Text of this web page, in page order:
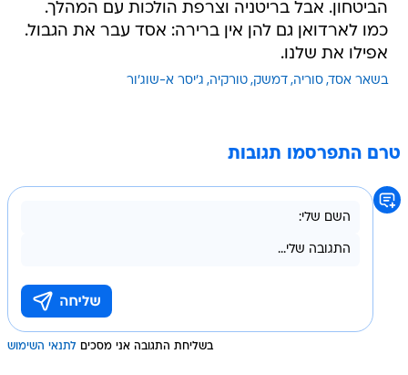
הביטחון. אבל בריטניה וצרפת הולכות עם המהלך.
כמו לארדואן גם להן אין ברירה: אסד עבר את הגבול.
אפילו את שלנו.
בשאר אסד סוריה דמשק טורקיה ג'יסר א-שוג'ור
טרם התפרסמו תגובות
בשליחת התגובה אני מסכים לתנאי השימוש